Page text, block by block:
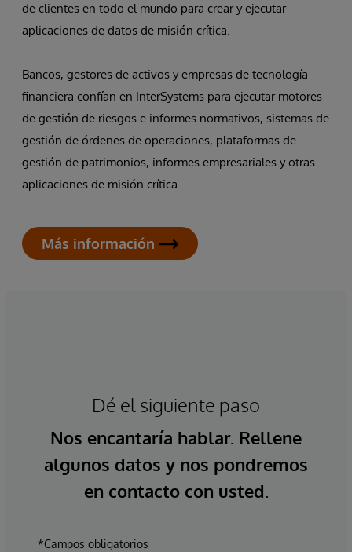
de clientes en todo el mundo para crear y ejecutar
aplicaciones de datos de misión crítica.
Bancos, gestores de activos y empresas de tecnología
financiera confían en InterSystems para ejecutar motores
de gestión de riesgos e informes normativos, sistemas de
gestión de órdenes de operaciones, plataformas de
gestión de patrimonios, informes empresariales y otras
aplicaciones de misión crítica.
Más información
Dé el siguiente paso
Nos encantaría hablar. Rellene
algunos datos y nos pondremos
en contacto con usted.
*Campos obligatorios